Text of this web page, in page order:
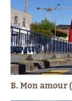
B. Mon amour